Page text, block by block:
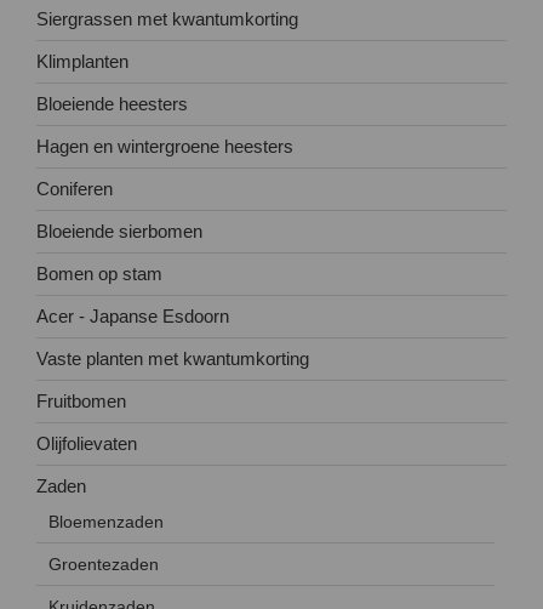
Siergrassen met kwantumkorting
Klimplanten
Bloeiende heesters
Hagen en wintergroene heesters
Coniferen
Bloeiende sierbomen
Bomen op stam
Acer - Japanse Esdoorn
Vaste planten met kwantumkorting
Fruitbomen
Olijfolievaten
Zaden
Bloemenzaden
Groentezaden